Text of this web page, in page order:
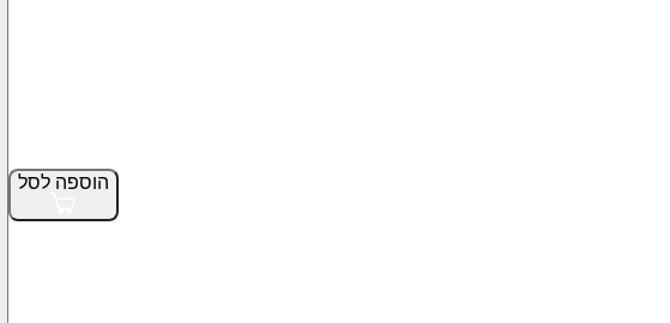
הוספה לסל